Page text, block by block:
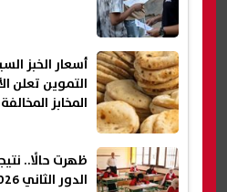
التموين تعلن
المخابز المخالفة
ظهرت حالًا..
الدور الثاني 2026 برقم الجلوس